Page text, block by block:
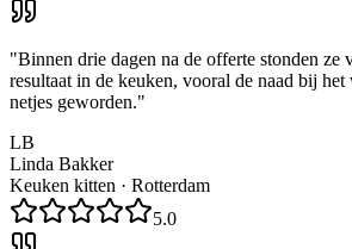
"Binnen drie dagen na de offerte stonden ze
resultaat in de keuken, vooral de naad bij
netjes geworden."
LB
Linda Bakker
Keuken kitten · Rotterdam
5.0